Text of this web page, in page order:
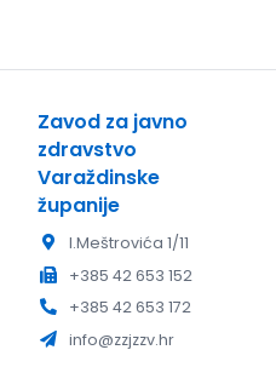
Zavod za javno
zdravstvo
Varaždinske
županije
I.Meštrovića 1/11
+385 42 653 152
+385 42 653 172
info@zzjzzv.hr